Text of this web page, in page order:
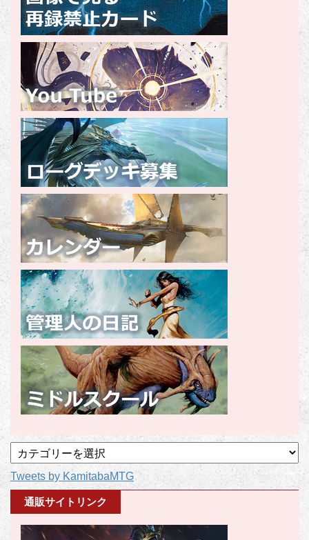
事
カ
テ
Tweets by KamitabaMTG
通販サイトリンク